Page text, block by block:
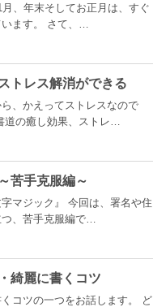
、年末そしてお正月は、すぐ
そこまでやってきています。 さて、…
トレス解消ができる
、かえってストレスなので
道の癒し効果、ストレ…
苦手克服編～
』 今回は、署名や住
、苦手克服編で…
綺麗に書くコツ
コツの一つをお話します。 ど